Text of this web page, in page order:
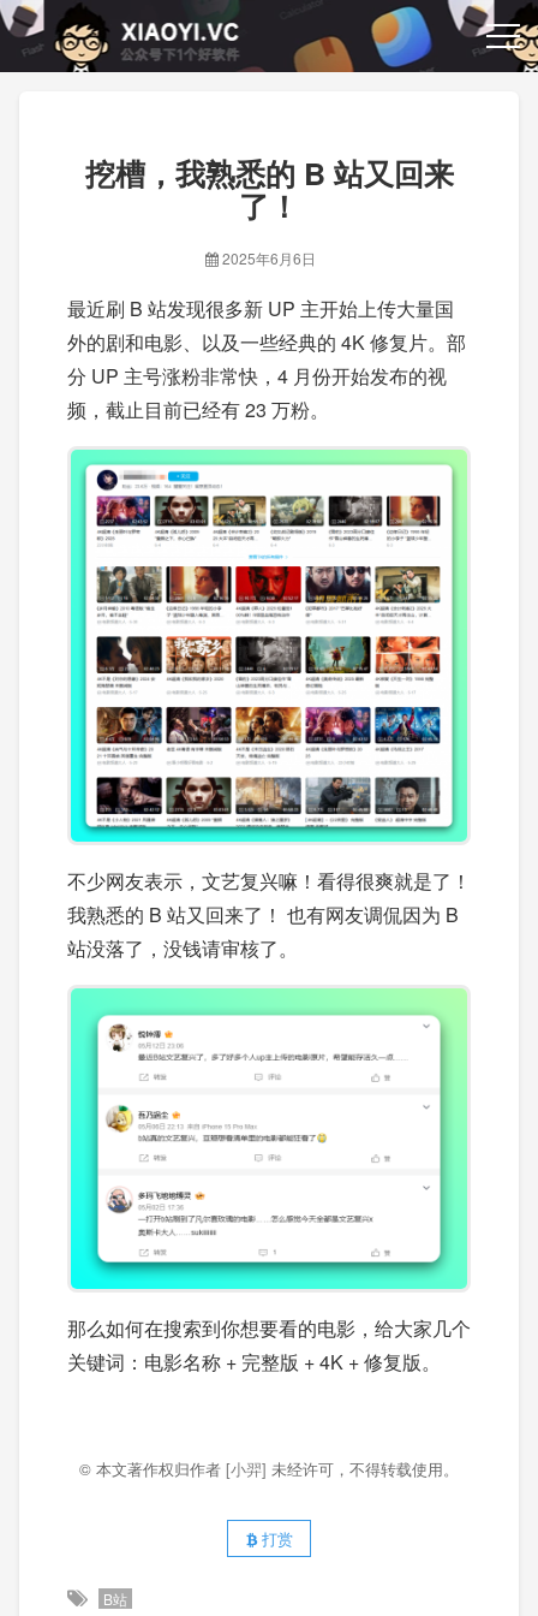
挖槽，我熟悉的 B 站又回来
了！
2025年6月6日
最近刷 B 站发现很多新 UP 主开始上传大量国
外的剧和电影、以及一些经典的 4K 修复片。部
分 UP 主号涨粉非常快，4 月份开始发布的视
频，截止目前已经有 23 万粉。
不少网友表示，文艺复兴嘛！看得很爽就是了！
我熟悉的 B 站又回来了！ 也有网友调侃因为 B
站没落了，没钱请审核了。
那么如何在搜索到你想要看的电影，给大家几个
关键词：电影名称 + 完整版 + 4K + 修复版。
© 本文著作权归作者 [小羿] 未经许可，不得转载使用。
打赏
B站